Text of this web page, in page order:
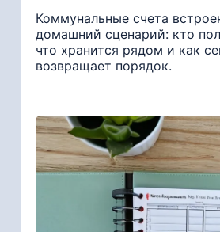
Коммунальные счета
домашний сценарий: кто
что хранится рядом и как
возвращает порядок.